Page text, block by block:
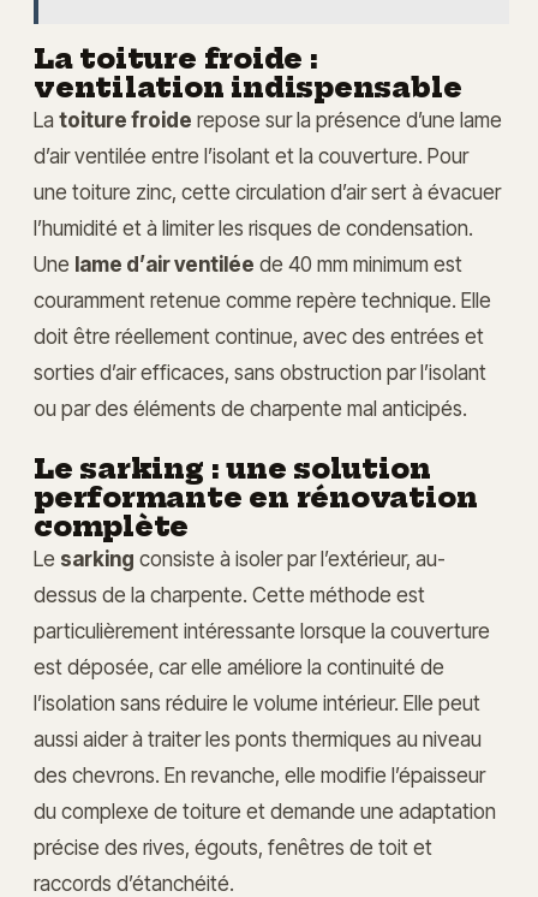
La toiture froide :
ventilation indispensable
La toiture froide repose sur la présence d’une lame
d’air ventilée entre l’isolant et la couverture. Pour
une toiture zinc, cette circulation d’air sert à évacuer
l’humidité et à limiter les risques de condensation.
Une lame d’air ventilée de 40 mm minimum est
couramment retenue comme repère technique. Elle
doit être réellement continue, avec des entrées et
sorties d’air efficaces, sans obstruction par l’isolant
ou par des éléments de charpente mal anticipés.
Le sarking : une solution
performante en rénovation
complète
Le sarking consiste à isoler par l’extérieur, au-
dessus de la charpente. Cette méthode est
particulièrement intéressante lorsque la couverture
est déposée, car elle améliore la continuité de
l’isolation sans réduire le volume intérieur. Elle peut
aussi aider à traiter les ponts thermiques au niveau
des chevrons. En revanche, elle modifie l’épaisseur
du complexe de toiture et demande une adaptation
précise des rives, égouts, fenêtres de toit et
raccords d’étanchéité.